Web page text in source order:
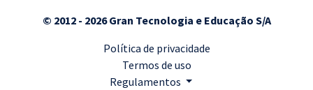
© 2012 - 2026 Gran Tecnologia e Educação S/A
Política de privacidade
Termos de uso
Regulamentos